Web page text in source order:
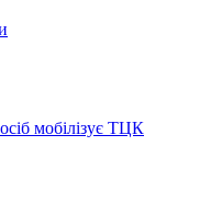
мобілізує ТЦК